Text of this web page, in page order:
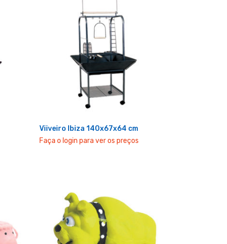
Viiveiro Ibiza 140x67x64 cm
Faça o login para ver os preços